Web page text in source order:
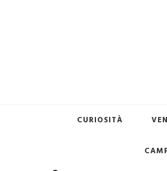
CURIOSITÀ